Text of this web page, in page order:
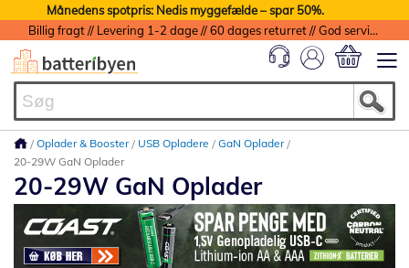
Månedens spotpris: Nedis myggefælde – spar 50%.
Billig fragt // Levering 1-2 dage // 60 dages returret // God service med garanti
Oplader & Booster USB Opladere
GaN Oplader
20-29W GaN Oplader
20-29W GaN Oplader